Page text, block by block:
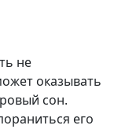
не
оказывать
сон.
его